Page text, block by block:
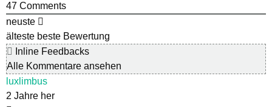
47 Comments
neuste
älteste beste Bewertung
Inline Feedbacks
Alle Kommentare ansehen
luxlimbus
2 Jahre her